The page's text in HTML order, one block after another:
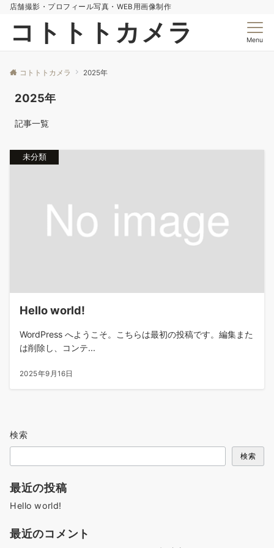
店舗撮影・プロフィール写真・WEB用画像制作
コトトトカメラ Menu
コトトトカメラ 2025年
2025年
記事一覧
未分類
Hello world!
WordPress へようこそ。こちらは最初の投稿です。編集また
は削除し、コンテ...
2025年9月16日
検索
検索
最近の投稿
Hello world!
最近のコメント